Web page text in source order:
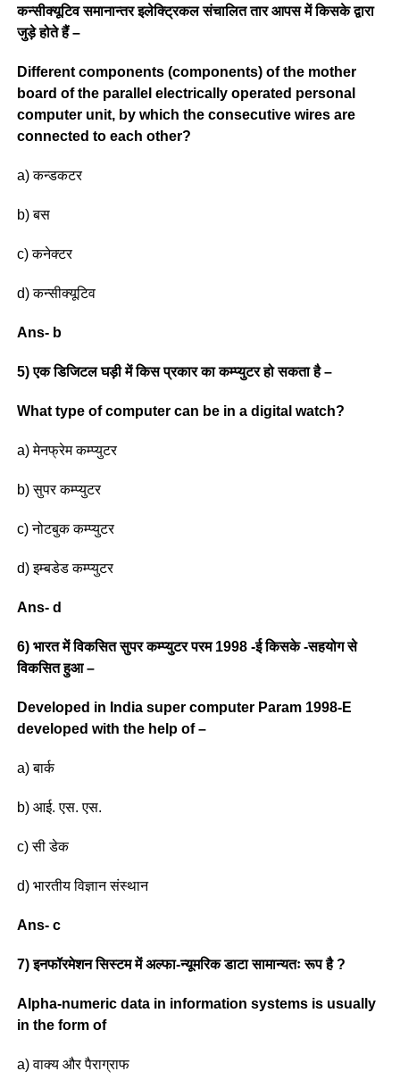
कन्सीक्यूटिव समानान्तर इलेक्ट्रिकल संचालित तार आपस में किसके द्वारा
जुड़े होते हैं –
Different components (components) of the mother
board of the parallel electrically operated personal
computer unit, by which the consecutive wires are
connected to each other?
a) कन्डकटर
b) बस
c) कनेक्टर
d) कन्सीक्यूटिव
Ans- b
5) एक डिजिटल घड़ी में किस प्रकार का कम्प्युटर हो सकता है –
What type of computer can be in a digital watch?
a) मेनफ्रेम कम्प्युटर
b) सुपर कम्प्युटर
c) नोटबुक कम्प्युटर
d) इम्बडेड कम्प्युटर
Ans- d
6) भारत में विकसित सुपर कम्प्युटर परम 1998 -ई किसके -सहयोग से
विकसित हुआ –
Developed in India super computer Param 1998-E
developed with the help of –
a) बार्क
b) आई. एस. एस.
c) सी डेक
d) भारतीय विज्ञान संस्थान
Ans- c
7) इनफॉरमेशन सिस्टम में अल्फा-न्यूमरिक डाटा सामान्यतः रूप है ?
Alpha-numeric data in information systems is usually
in the form of
a) वाक्य और पैराग्राफ